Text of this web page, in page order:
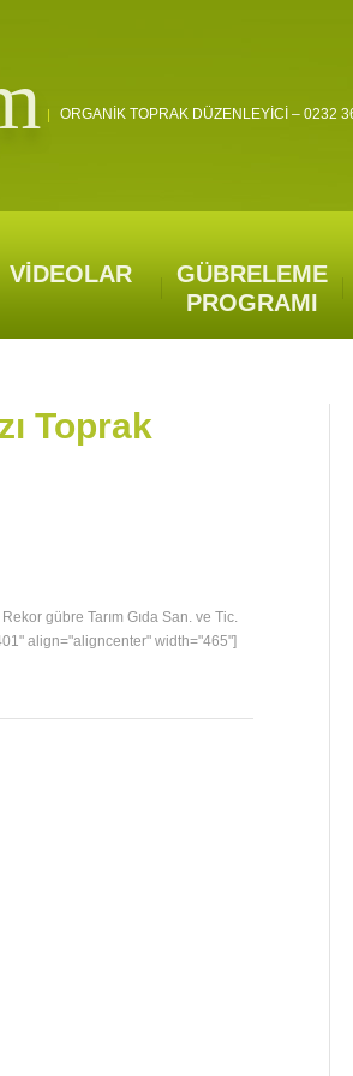
ORGANİK TOPRAK DÜZENLEYİCİ – 0232
VİDEOLAR
GÜBRELEME
PROGRAMI
Toprak
gübre Tarım Gıda San. ve Tic.
align="aligncenter" width="465"]